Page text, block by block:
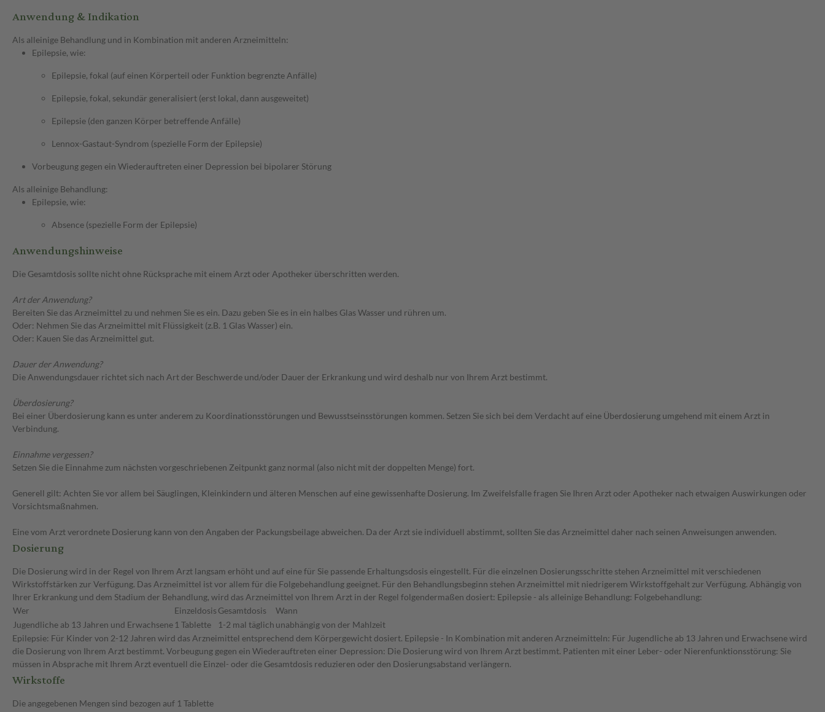
Anwendung & Indikation
Als alleinige Behandlung und in Kombination mit anderen Arzneimitteln:
Epilepsie, wie:
Epilepsie, fokal (auf einen Körperteil oder Funktion begrenzte Anfälle)
Epilepsie, fokal, sekundär generalisiert (erst lokal, dann ausgeweitet)
Epilepsie (den ganzen Körper betreffende Anfälle)
Lennox-Gastaut-Syndrom (spezielle Form der Epilepsie)
Vorbeugung gegen ein Wiederauftreten einer Depression bei bipolarer Störung
Als alleinige Behandlung:
Epilepsie, wie:
Absence (spezielle Form der Epilepsie)
Anwendungshinweise
Die Gesamtdosis sollte nicht ohne Rücksprache mit einem Arzt oder Apotheker überschritten werden.
Art der Anwendung?
Bereiten Sie das Arzneimittel zu und nehmen Sie es ein. Dazu geben Sie es in ein halbes Glas Wasser und rühren um.
Oder: Nehmen Sie das Arzneimittel mit Flüssigkeit (z.B. 1 Glas Wasser) ein.
Oder: Kauen Sie das Arzneimittel gut.
Dauer der Anwendung?
Die Anwendungsdauer richtet sich nach Art der Beschwerde und/oder Dauer der Erkrankung und wird deshalb nur von Ihrem Arzt bestimmt.
Überdosierung?
Bei einer Überdosierung kann es unter anderem zu Koordinationsstörungen und Bewusstseinsstörungen kommen. Setzen Sie sich bei dem Verdacht auf eine Überdosierung umgehend mit einem Arzt in
Verbindung.
Einnahme vergessen?
Setzen Sie die Einnahme zum nächsten vorgeschriebenen Zeitpunkt ganz normal (also nicht mit der doppelten Menge) fort.
Generell gilt: Achten Sie vor allem bei Säuglingen, Kleinkindern und älteren Menschen auf eine gewissenhafte Dosierung. Im Zweifelsfalle fragen Sie Ihren Arzt oder Apotheker nach etwaigen Auswirkungen oder
Vorsichtsmaßnahmen.
Eine vom Arzt verordnete Dosierung kann von den Angaben der Packungsbeilage abweichen. Da der Arzt sie individuell abstimmt, sollten Sie das Arzneimittel daher nach seinen Anweisungen anwenden.
Dosierung
Die Dosierung wird in der Regel von Ihrem Arzt langsam erhöht und auf eine für Sie passende Erhaltungsdosis eingestellt. Für die einzelnen Dosierungsschritte stehen Arzneimittel mit verschiedenen
Wirkstoffstärken zur Verfügung. Das Arzneimittel ist vor allem für die Folgebehandlung geeignet. Für den Behandlungsbeginn stehen Arzneimittel mit niedrigerem Wirkstoffgehalt zur Verfügung. Abhängig von
Ihrer Erkrankung und dem Stadium der Behandlung, wird das Arzneimittel von Ihrem Arzt in der Regel folgendermaßen dosiert: Epilepsie - als alleinige Behandlung: Folgebehandlung:
Wer
Einzeldosis Gesamtdosis
Wann
Jugendliche ab 13 Jahren und Erwachsene 1 Tablette 1-2 mal täglich unabhängig von der Mahlzeit
Epilepsie: Für Kinder von 2-12 Jahren wird das Arzneimittel entsprechend dem Körpergewicht dosiert. Epilepsie - In Kombination mit anderen Arzneimitteln: Für Jugendliche ab 13 Jahren und Erwachsene wird
die Dosierung von Ihrem Arzt bestimmt. Vorbeugung gegen ein Wiederauftreten einer Depression: Die Dosierung wird von Ihrem Arzt bestimmt. Patienten mit einer Leber- oder Nierenfunktionsstörung: Sie
müssen in Absprache mit Ihrem Arzt eventuell die Einzel- oder die Gesamtdosis reduzieren oder den Dosierungsabstand verlängern.
Wirkstoffe
Die angegebenen Mengen sind bezogen auf 1 Tablette